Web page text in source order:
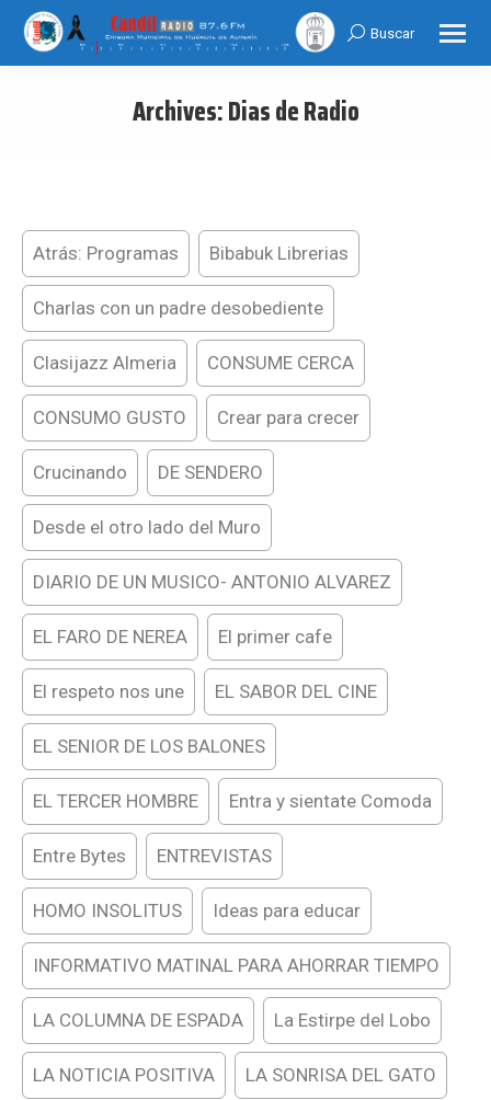
Search:
Buscar
Archives:Dias de Radio
Atrás: Programas Bibabuk Librerias
Charlas con un padre desobediente
Clasijazz Almeria CONSUME CERCA
CONSUMO GUSTO Crear para crecer
Crucinando DE SENDERO
Desde el otro lado del Muro
DIARIO DE UN MUSICO- ANTONIO ALVAREZ
EL FARO DE NEREA El primer cafe
El respeto nos une EL SABOR DEL CINE
EL SENIOR DE LOS BALONES
EL TERCER HOMBRE Entra y sientate Comoda
Entre Bytes ENTREVISTAS
HOMO INSOLITUS Ideas para educar
INFORMATIVO MATINAL PARA AHORRAR TIEMPO
LA COLUMNA DE ESPADA La Estirpe del Lobo
LA NOTICIA POSITIVA LA SONRISA DEL GATO